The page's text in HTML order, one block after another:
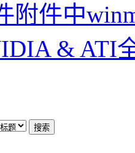
附件中
& ATI